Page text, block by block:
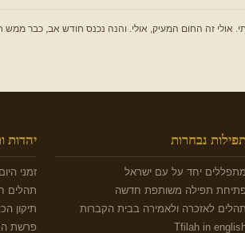
זה החום המעיק, אולי. והנה נכנס חודש אב, כבר ממש
תפילות נבחרות
מתפללים יחד על עם ישראל
פתיחת תפילה משותפת חדשה
תהלים לאזכרה ולאמירה בבית הקברות
Tfilah in
יהדות
זמני
תהלים
תיקון
פרשת